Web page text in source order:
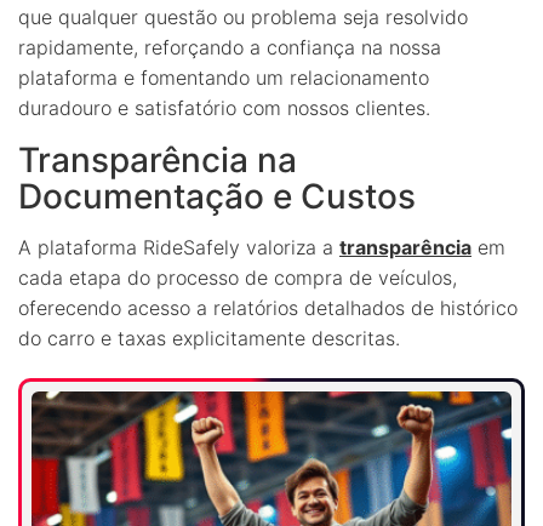
que qualquer questão ou problema seja resolvido
rapidamente, reforçando a confiança na nossa
plataforma e fomentando um relacionamento
duradouro e satisfatório com nossos clientes.
Transparência na
Documentação e Custos
A plataforma RideSafely valoriza a transparência em
cada etapa do processo de compra de veículos,
oferecendo acesso a relatórios detalhados de histórico
do carro e taxas explicitamente descritas.